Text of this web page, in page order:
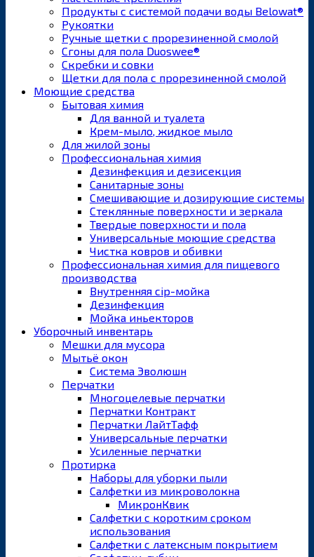
Продукты с системой подачи воды Belowat®
Рукоятки
Ручные щетки с прорезиненной смолой
Сгоны для пола Duoswee®
Скребки и совки
Щетки для пола с прорезиненной смолой
Моющие средства
Бытовая химия
Для ванной и туалета
Крем-мыло, жидкое мыло
Для жилой зоны
Профессиональная химия
Дезинфекция и дезисекция
Санитарные зоны
Смешивающие и дозирующие системы
Стеклянные поверхности и зеркала
Твердые поверхности и пола
Универсальные моющие средства
Чистка ковров и обивки
Профессиональная химия для пищевого
производства
Внутренняя cip-мойка
Дезинфекция
Мойка иньекторов
Уборочный инвентарь
Мешки для мусора
Мытьё окон
Система Эволюшн
Перчатки
Многоцелевые перчатки
Перчатки Контракт
Перчатки ЛайтТафф
Универсальные перчатки
Усиленные перчатки
Протирка
Наборы для уборки пыли
Салфетки из микроволокна
МикронКвик
Салфетки с коротким сроком
использования
Салфетки с латексным покрытием